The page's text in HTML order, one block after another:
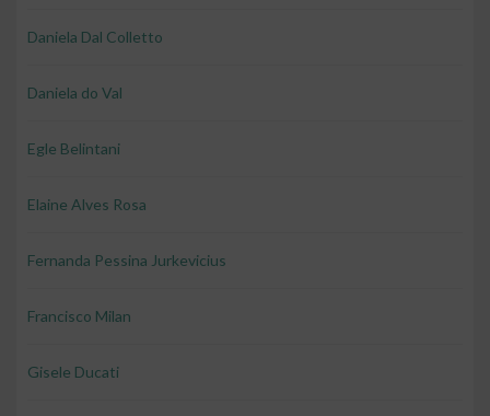
Daniela Dal Colletto
Daniela do Val
Egle Belintani
Elaine Alves Rosa
Fernanda Pessina Jurkevicius
Francisco Milan
Gisele Ducati